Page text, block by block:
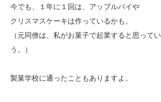
今でも、１年に１回は、アップルパイや
クリスマスケーキは作っているかも。
（元同僚は、私がお菓子で起業すると思って
う。）
製菓学校に通ったこともありますよ。